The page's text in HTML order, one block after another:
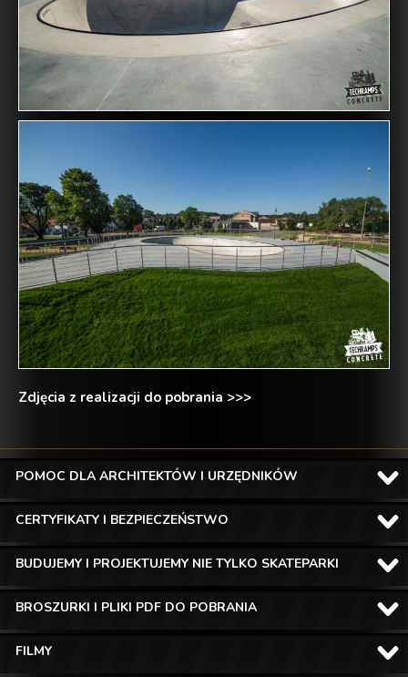
Zdjęcia z realizacji do pobrania >>>
POMOC DLA ARCHITEKTÓW I URZĘDNIKÓW
CERTYFIKATY I BEZPIECZEŃSTWO
BUDUJEMY I PROJEKTUJEMY NIE TYLKO SKATEPARKI
BROSZURKI I PLIKI PDF DO POBRANIA
FILMY